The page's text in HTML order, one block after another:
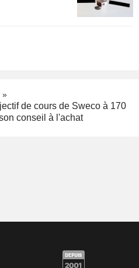
de cours de Sweco à 170
conseil à l'achat